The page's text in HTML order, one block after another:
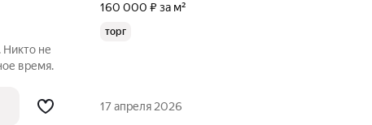
Никто не
время.
160 000 ₽ за м²
торг
17 апреля 2026